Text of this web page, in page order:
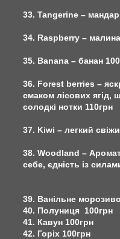
33. Tangerine –
34. Raspberry –
35. Banana – банан
36. Forest berries –
смаком лісових ягід,
солодкі нотки 110грн
37. Kiwi – легкий
38. Woodland –
себе, єдність із
39. Ванільне
40. Полуниця 100грн
41. Кавун 100грн
42. Горіх 100грн